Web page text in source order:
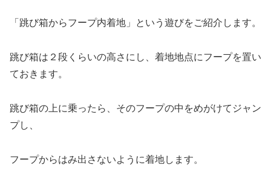
「跳び箱からフープ内着地」という遊びをご紹介します。
跳び箱は２段くらいの高さにし、着地地点にフープを置い
ておきます。
跳び箱の上に乗ったら、そのフープの中をめがけてジャン
プし、
フープからはみ出さないように着地します。